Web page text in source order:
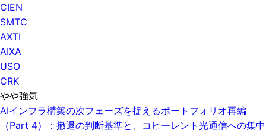
CIEN
SMTC
AXTI
AIXA
USO
CRK
やや強気
AIインフラ構築の次フェーズを捉えるポートフォリオ再編
（Part 4）：撤退の判断基準と、コヒーレント光通信への集中